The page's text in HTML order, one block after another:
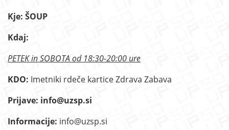
Kje: ŠOUP
Kdaj:
PETEK in SOBOTA od 18:30-20:00 ure
KDO: Imetniki rdeče kartice Zdrava Zabava
Prijave: info@uzsp.si
Informacije: info@uzsp.si